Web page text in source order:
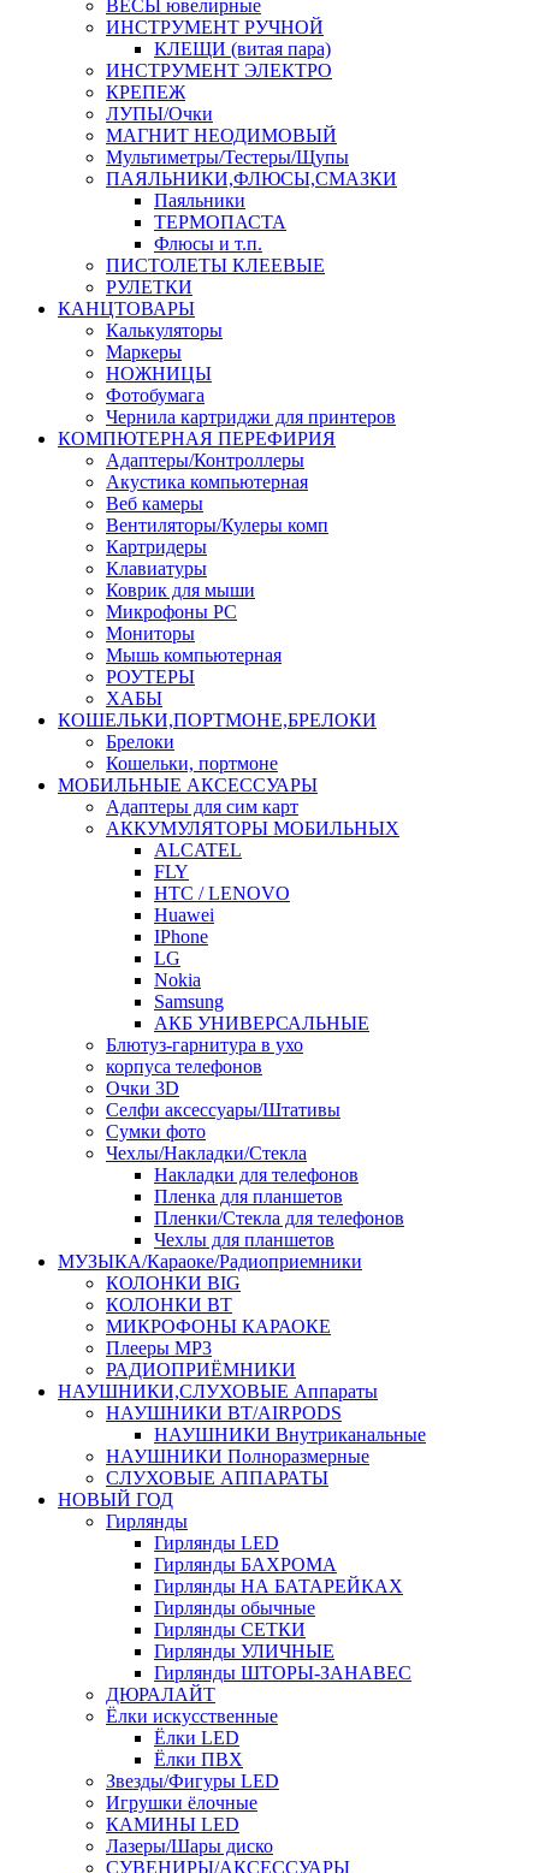
ВЕСЫ ювелирные
ИНСТРУМЕНТ РУЧНОЙ
КЛЕЩИ (витая пара)
ИНСТРУМЕНТ ЭЛЕКТРО
КРЕПЕЖ
ЛУПЫ/Очки
МАГНИТ НЕОДИМОВЫЙ
Мультиметры/Тестеры/Щупы
ПАЯЛЬНИКИ,ФЛЮСЫ,СМАЗКИ
Паяльники
ТЕРМОПАСТА
Флюсы и т.п.
ПИСТОЛЕТЫ КЛЕЕВЫЕ
РУЛЕТКИ
КАНЦТОВАРЫ
Калькуляторы
Маркеры
НОЖНИЦЫ
Фотобумага
Чернила картриджи для принтеров
КОМПЮТЕРНАЯ ПЕРЕФИРИЯ
Адаптеры/Контроллеры
Акустика компьютерная
Веб камеры
Вентиляторы/Кулеры комп
Картридеры
Клавиатуры
Коврик для мыши
Микрофоны PC
Мониторы
Мышь компьютерная
РОУТЕРЫ
ХАБЫ
КОШЕЛЬКИ,ПОРТМОНЕ,БРЕЛОКИ
Брелоки
Кошельки, портмоне
МОБИЛЬНЫЕ АКСЕССУАРЫ
Адаптеры для сим карт
АККУМУЛЯТОРЫ МОБИЛЬНЫХ
ALCATEL
FLY
HTC / LENOVO
Huawei
IPhone
LG
Nokia
Samsung
АКБ УНИВЕРСАЛЬНЫЕ
Блютуз-гарнитура в ухо
корпуса телефонов
Очки 3D
Селфи аксессуары/Штативы
Сумки фото
Чехлы/Накладки/Стекла
Накладки для телефонов
Пленка для планшетов
Пленки/Стекла для телефонов
Чехлы для планшетов
МУЗЫКА/Караоке/Радиоприемники
КОЛОНКИ BIG
КОЛОНКИ BT
МИКРОФОНЫ КАРАОКЕ
Плееры MP3
РАДИОПРИЁМНИКИ
НАУШНИКИ,СЛУХОВЫЕ Аппараты
НАУШНИКИ BT/AIRPODS
НАУШНИКИ Внутриканальные
НАУШНИКИ Полноразмерные
СЛУХОВЫЕ АППАРАТЫ
НОВЫЙ ГОД
Гирлянды
Гирлянды LED
Гирлянды БАХРОМА
Гирлянды НА БАТАРЕЙКАХ
Гирлянды обычные
Гирлянды СЕТКИ
Гирлянды УЛИЧНЫЕ
Гирлянды ШТОРЫ-ЗАНАВЕС
ДЮРАЛАЙТ
Ёлки искусственные
Ёлки LED
Ёлки ПВХ
Звезды/Фигуры LED
Игрушки ёлочные
КАМИНЫ LED
Лазеры/Шары диско
СУВЕНИРЫ/АКСЕССУАРЫ